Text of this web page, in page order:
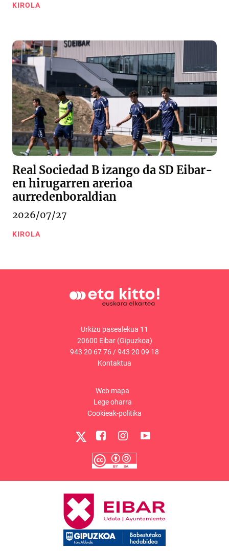
KIROLA
Real Sociedad B izango da SD Eibar-
en hirugarren arerioa
aurredenboraldian
2026/07/27
KIROLA
Urkizu pasealekua 11
20600 Eibar (Gipuzkoa)
943 20 67 76/943 20 09 18
Kontaktua
Web mapa
Lege oharra
Cookieak-politika